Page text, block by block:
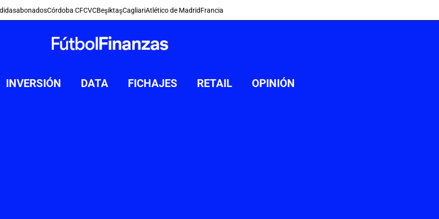
abonadosCórdoba CFCVCBeşiktaşCagliariAtlético de MadridFrancia
INVERSIÓN DATA FICHAJES RETAIL OPINIÓN